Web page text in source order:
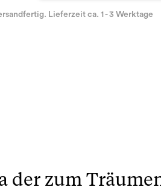
Lieferzeit ca. 1 - 3 Werktage
der zum